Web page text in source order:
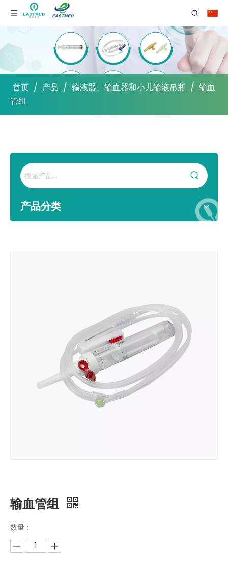
首页 / 产品 / 输液器、输血器和小儿输液吊瓶 / 输血
管组
产品分类
输血管组
数量：